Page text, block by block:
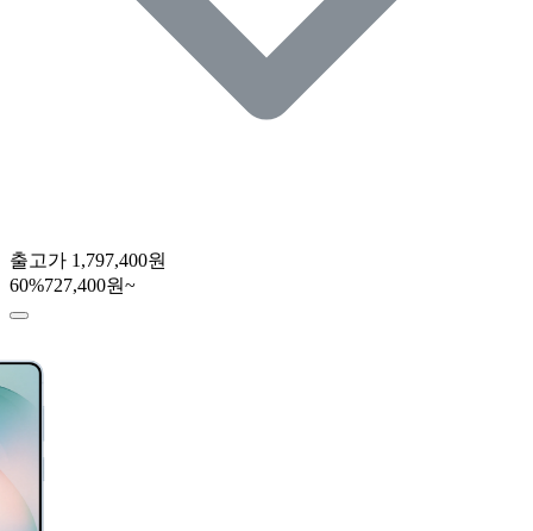
출고가 1,797,400원
60%727,400원~